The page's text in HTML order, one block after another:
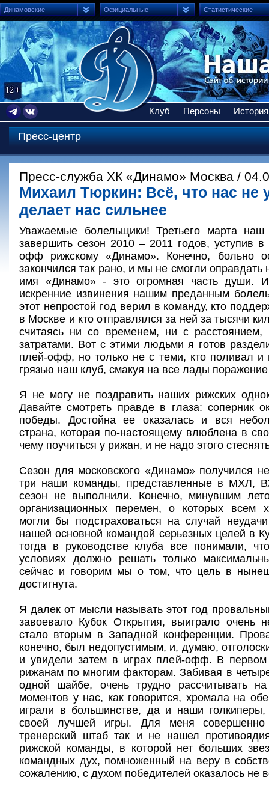
Динамовские Официальные Статистические
Клуб Персоны История
Пресс-центр
Пресс-служба ХК «Динамо» Москва /
Михаил Тюркин: Всё, что нас не
делает нас сильнее
Уважаемые болельщики! Третьего марта
завершить сезон 2010 – 2011 годов, уступив
офф рижскому «Динамо». Конечно, больно
закончился так рано, и мы не смогли оправдать
имя «Динамо» - это огромная часть души.
искренние извинения нашим преданным
этот непростой год верил в команду, кто
в Москве и кто отправлялся за ней за тысячи
считаясь ни со временем, ни с
затратами. Вот с этими людьми я готов
плей-офф, но только не с теми, кто поливал и
грязью наш клуб, смакуя на все лады
Я не могу не поздравить наших рижских
Давайте смотреть правде в глаза: соперник
победы. Достойна ее оказалась и вся
страна, которая по-настоящему влюблена в
чему поучиться у рижан, и не надо этого
Сезон для московского «Динамо» получился
три наши команды, представленные в МХЛ,
сезон не выполнили. Конечно, минувшим
организационных перемен, о которых всем
могли бы подстраховаться на случай
нашей основной командой серьезных целей в
тогда в руководстве клуба все понимали,
условиях должно решать только
сейчас и говорим мы о том, что цель в
достигнута.
Я далек от мысли называть этот год
завоевало Кубок Открытия, выиграло очень
стало вторым в Западной конференции.
конечно, был недопустимым, и, думаю,
и увидели затем в играх плей-офф. В
рижанам по многим факторам. Забивая в
одной шайбе, очень трудно рассчитывать
моментов у нас, как говорится, хромала на
играли в большинстве, да и наши голкиперы,
своей лучшей игры. Для меня
тренерский штаб так и не нашел
рижской команды, в которой нет больших
командных дух, помноженный на веру в
сожалению, с духом победителей оказалось не